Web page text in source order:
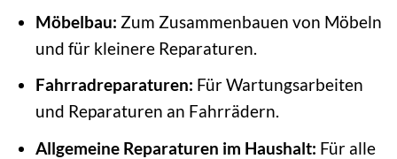
Möbelbau: Zum Zusammenbauen von Möbeln
und für kleinere Reparaturen.
Fahrradreparaturen: Für Wartungsarbeiten
und Reparaturen an Fahrrädern.
Allgemeine Reparaturen im Haushalt: Für alle